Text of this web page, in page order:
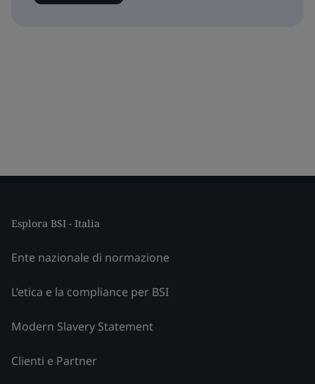
Esplora BSI - Italia
Ente nazionale di normazione
L’etica e la compliance per BSI
Modern Slavery Statement
Clienti e Partner